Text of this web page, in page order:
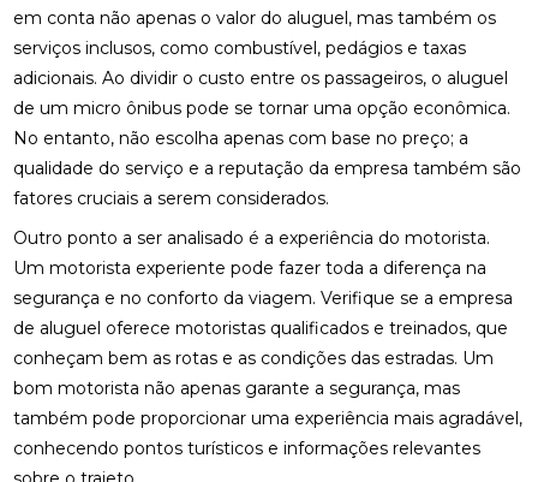
em conta não apenas o valor do aluguel, mas também os
serviços inclusos, como combustível, pedágios e taxas
adicionais. Ao dividir o custo entre os passageiros, o aluguel
de um micro ônibus pode se tornar uma opção econômica.
No entanto, não escolha apenas com base no preço; a
qualidade do serviço e a reputação da empresa também são
fatores cruciais a serem considerados.
Outro ponto a ser analisado é a experiência do motorista.
Um motorista experiente pode fazer toda a diferença na
segurança e no conforto da viagem. Verifique se a empresa
de aluguel oferece motoristas qualificados e treinados, que
conheçam bem as rotas e as condições das estradas. Um
bom motorista não apenas garante a segurança, mas
também pode proporcionar uma experiência mais agradável,
conhecendo pontos turísticos e informações relevantes